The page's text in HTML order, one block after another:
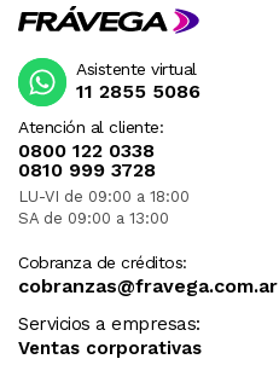
Atención al cliente:
0800 122 0338
0810 999 3728
LU-VI de 09:00 a 18:00
SA de 09:00 a 13:00
Cobranza de créditos:
cobranzas@fravega.com.ar
Servicios a empresas:
Ventas corporativas
Asistente virtual
11 2855 5086